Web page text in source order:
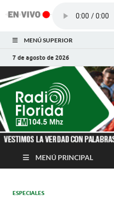
MENÚ SUPERIOR
7 de agosto de 2026
Noticias
MENÚ PRINCIPAL
ESPECIALES